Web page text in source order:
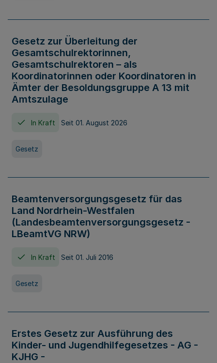
Gesetz zur Überleitung der
Gesamtschulrektorinnen,
Gesamtschulrektoren – als
Koordinatorinnen oder Koordinatoren in
Ämter der Besoldungsgruppe A 13 mit
Amtszulage
In Kraft Seit 01. August 2026
Gesetz
Beamtenversorgungsgesetz für das
Land Nordrhein-Westfalen
(Landesbeamtenversorgungsgesetz -
LBeamtVG NRW)
In Kraft Seit 01. Juli 2016
Gesetz
Erstes Gesetz zur Ausführung des
Kinder- und Jugendhilfegesetzes - AG -
KJHG -